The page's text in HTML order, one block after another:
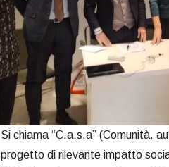
Si chiama “C.a.s.a” (Comunità.
progetto di rilevante impatto